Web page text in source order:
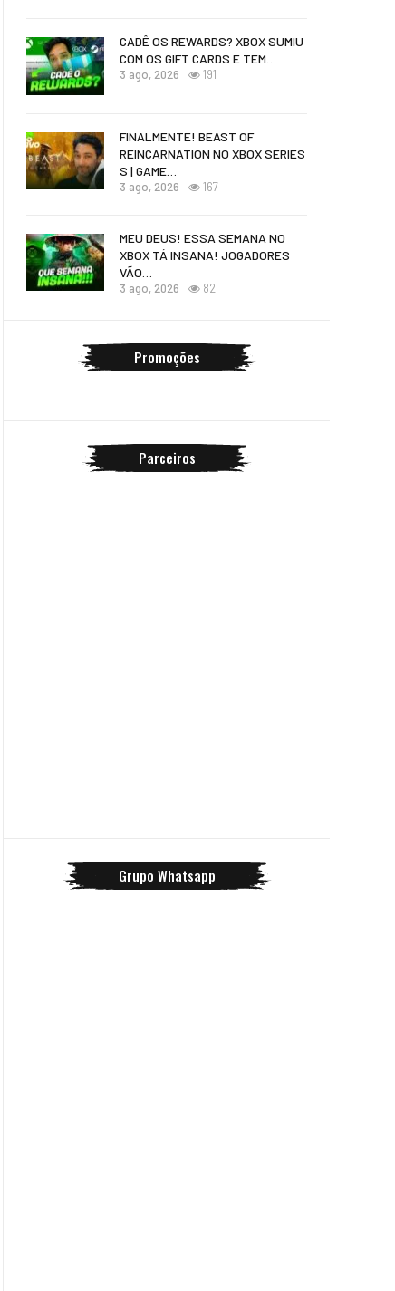
CADÊ OS REWARDS? XBOX SUMIU
COM OS GIFT CARDS E TEM…
3 ago, 2026 191
FINALMENTE! BEAST OF
REINCARNATION NO XBOX SERIES
S | GAME…
3 ago, 2026 167
MEU DEUS! ESSA SEMANA NO
XBOX TÁ INSANA! JOGADORES
VÃO…
3 ago, 2026 82
Promoções
Parceiros
Grupo Whatsapp